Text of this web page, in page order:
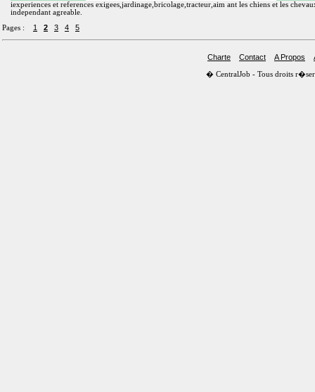
iexperiences et references exigees,jardinage,bricolage,tracteur,aim ant les chiens et les
independant agreable.
Pages : 1 2 3 4 5
Charte Contact A Propos
� CentralJob - Tous droits